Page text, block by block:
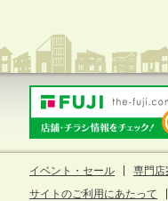
イベント・セール 専門店
サイトのご利用にあたって